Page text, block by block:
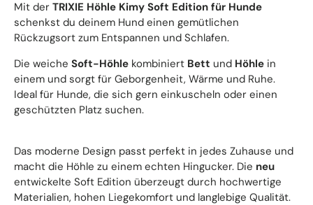
Mit der TRIXIE Höhle Kimy Soft Edition für Hunde
schenkst du deinem Hund einen gemütlichen
Rückzugsort zum Entspannen und Schlafen.
Die weiche Soft-Höhle kombiniert Bett und Höhle in
einem und sorgt für Geborgenheit, Wärme und Ruhe.
Ideal für Hunde, die sich gern einkuscheln oder einen
geschützten Platz suchen.
Das moderne Design passt perfekt in jedes Zuhause und
macht die Höhle zu einem echten Hingucker. Die neu
entwickelte Soft Edition überzeugt durch hochwertige
Materialien, hohen Liegekomfort und langlebige Qualität.